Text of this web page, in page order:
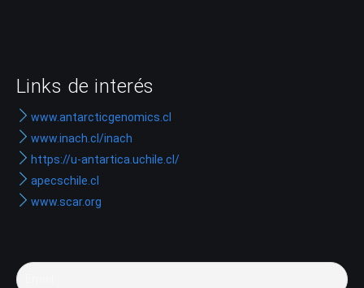
Links de interés
www.antarcticgenomics.cl
www.inach.cl/inach
https://u-antartica.uchile.cl/
apecschile.cl
www.scar.org